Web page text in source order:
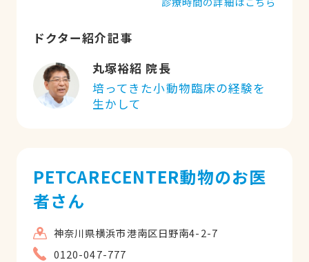
ドクター紹介記事
丸塚裕紹 院長
培ってきた小動物臨床の経験を
生かして
PETCARECENTER動物のお医
者さん
神奈川県横浜市港南区日野南4-2-7
0120-047-777